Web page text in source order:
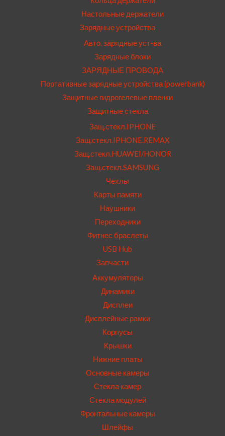
Настольные держатели
Зарядные устройства
Авто. зарядные уст-ва
Зарядные блоки
ЗАРЯДНЫЕ ПРОВОДА
Портативные зарядные устройства (powerbank)
Защитные гидрогелевые пленки
Защитные стекла
Защ.стекл.IPHONE
Защ.стекл.IPHONE.REMAX
Защ.стекл.HUAWEI/HONOR
Защ.стекл.SAMSUNG
Чехлы
Карты памяти
Наушники
Переходники
Фитнес браслеты
USB Hub
Запчасти
Аккумуляторы
Динамики
Дисплеи
Дисплейные рамки
Корпусы
Крышки
Нижние платы
Основные камеры
Стекла камер
Стекла модулей
Фронтальные камеры
Шлейфы